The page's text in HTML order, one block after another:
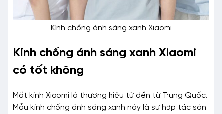
Kính chống ánh sáng xanh Xiaomi
Kính chống ánh sáng xanh Xiaomi
có tốt không
Mắt kính Xiaomi là thương hiệu từ đến từ Trung Quốc.
Mẫu kính chống ánh sáng xanh này là sự hợp tác sản